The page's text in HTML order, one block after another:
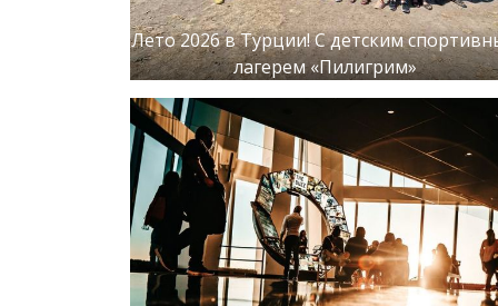
Лето 2026 в Турции! С детским
лагерем «Пилигрим»